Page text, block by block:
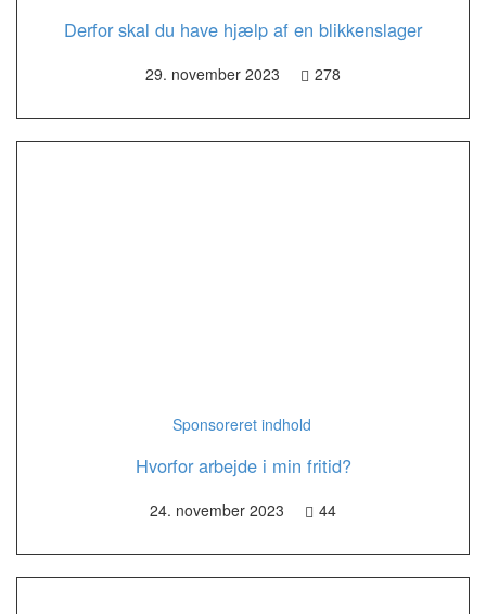
Derfor skal du have hjælp af en blikkenslager
29. november 2023 278
Sponsoreret indhold
Hvorfor arbejde i min fritid?
24. november 2023 44